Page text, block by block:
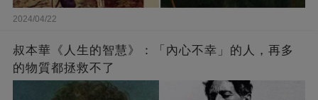
2024/04/22
叔本華《人生的智慧》：「內心不幸」的人，再多
的物質都拯救不了